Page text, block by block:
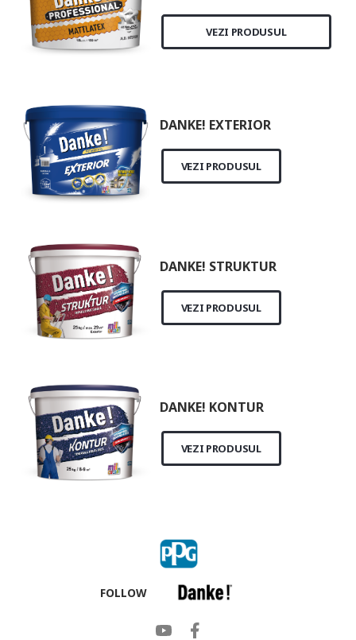
VEZI PRODUSUL
DANKE! EXTERIOR
VEZI PRODUSUL
DANKE! STRUKTUR
VEZI PRODUSUL
DANKE! KONTUR
VEZI PRODUSUL
FOLLOW